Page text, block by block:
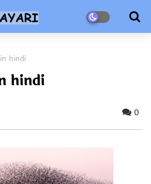
hindi
hindi
0